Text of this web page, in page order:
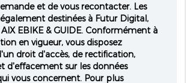
et de vous recontacter. Les
destinées à Futur Digital,
EBIKE & GUIDE. Conformément à
en vigueur, vous disposez
droit d'accès, de rectification,
d'effacement sur les données
vous concernent. Pour plus